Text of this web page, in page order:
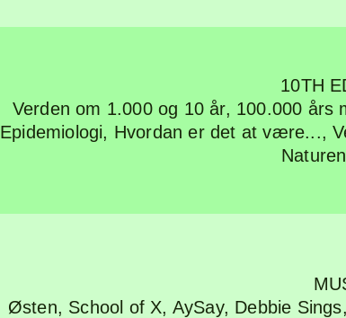
10TH
Verden om 1.000 og 10 år, 100.000 års
Epidemiologi, Hvordan er det at være...,
Østen, School of X, AySay, Debbie Sings